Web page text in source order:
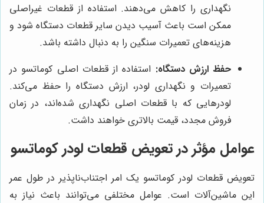
نگهداری را کاهش می‌دهند. استفاده از قطعات غیراصلی
ممکن است باعث آسیب دیدن سایر قطعات دستگاه شود و
هزینه‌های تعمیرات سنگین را به دنبال داشته باشد.
حفظ ارزش دستگاه: استفاده از قطعات اصلی کوماتسو در
تعمیرات و نگهداری لودر، ارزش دستگاه را حفظ می‌کند.
لودرهایی که با قطعات اصلی نگهداری شده‌اند، در زمان
فروش مجدد، قیمت بالاتری خواهند داشت.
عوامل مؤثر در تعویض قطعات لودر کوماتسو
تعویض قطعات لودر کوماتسو یک امر اجتناب‌ناپذیر در طول عمر
این ماشین‌آلات است. عوامل مختلفی می‌توانند باعث نیاز به